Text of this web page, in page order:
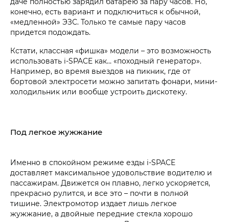
конечно, есть вариант и подключиться к обычной,
«медленной» ЭЗС. Только те самые пару часов
придется подождать.
Кстати, классная «фишка» модели – это возможность
использовать i‑SPACE как… «походный генератор».
Например, во время выездов на пикник, где от
бортовой электросети можно запитать фонари, мини-
холодильник или вообще устроить дискотеку.
Под легкое жужжание
Именно в спокойном режиме езды i‑SPACE
доставляет максимальное удовольствие водителю и
пассажирам. Движется он плавно, легко ускоряется,
прекрасно рулится, и все это – почти в полной
тишине. Электромотор издает лишь легкое
жужжание, а двойные передние стекла хорошо